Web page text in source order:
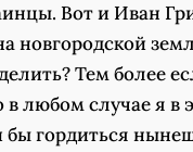
Вот и Иван
новгородской
Тем более
в любом случае я в
бы гордиться